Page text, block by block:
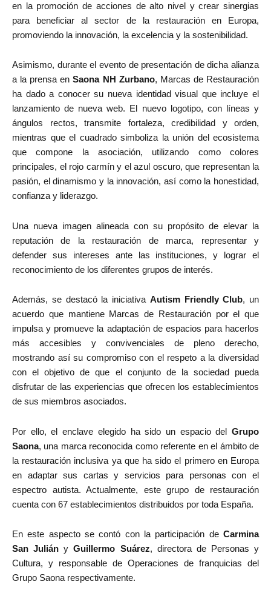
en la promoción de acciones de alto nivel y crear sinergias
para beneficiar al sector de la restauración en Europa,
promoviendo la innovación, la excelencia y la sostenibilidad.
Asimismo, durante el evento de presentación de dicha alianza
a la prensa enSaona NH Zurbano, Marcas de Restauración
ha dado a conocer su nueva identidad visual que incluye el
lanzamiento de nueva web. El nuevo logotipo, con líneas y
ángulos rectos, transmite fortaleza, credibilidad y orden,
mientras que el cuadrado simboliza la unión del ecosistema
que compone la asociación, utilizando como colores
principales, el rojo carmín y el azul oscuro, que representan la
pasión, el dinamismo y la innovación, así como la honestidad,
confianza y liderazgo.
Una nueva imagen alineada con su propósito de elevar la
reputación de la restauración de marca, representar y
defender sus intereses ante las instituciones, y lograr el
reconocimiento de los diferentes grupos de interés.
Además, se destacó la iniciativa Autism Friendly Club, un
acuerdo que mantiene Marcas de Restauración por el que
impulsa y promueve la adaptación de espacios para hacerlos
más accesibles y convivenciales de pleno derecho,
mostrando así su compromiso con el respeto a la diversidad
con el objetivo de que el conjunto de la sociedad pueda
disfrutar de las experiencias que ofrecen los establecimientos
de sus miembros asociados.
Por ello, el enclave elegido ha sido un espacio del Grupo
Saona, una marca reconocida como referente en el ámbito de
la restauración inclusiva ya que ha sido el primero en Europa
en adaptar sus cartas y servicios para personas con el
espectro autista. Actualmente, este grupo de restauración
cuenta con 67 establecimientos distribuidos por toda España.
En este aspecto se contó con la participación de Carmina
San Julián yGuillermo Suárez, directora de Personas y
Cultura, y responsable de Operaciones de franquicias del
Grupo Saona respectivamente.